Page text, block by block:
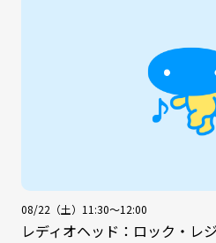
08/22（土）11:30～12:00
レディオヘッド：ロック・レ